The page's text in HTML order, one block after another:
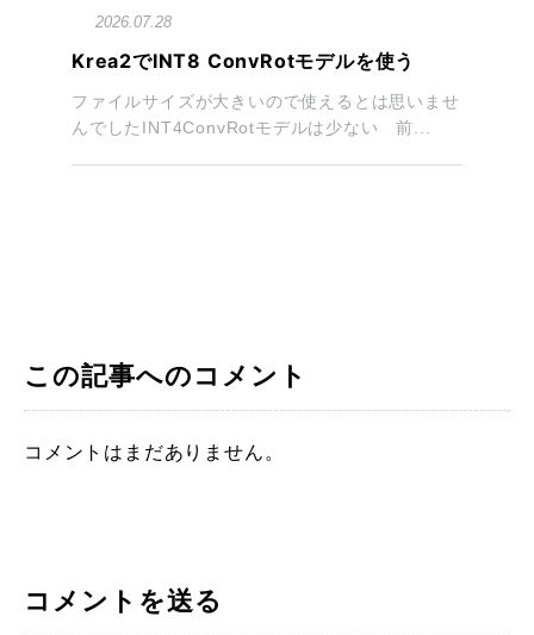
2026.07.28
Krea2でINT8 ConvRotモデルを使う
ファイルサイズが大きいので使えるとは思いませ
んでしたINT4ConvRotモデルは少ない 前...
この記事へのコメント
コメントはまだありません。
コメントを送る